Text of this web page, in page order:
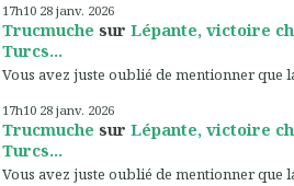
17h10 28 janv. 2026
Trucmuche sur Lépante, victoire
Turcs...
Vous avez juste oublié de mentionner que
17h10 28 janv. 2026
Trucmuche sur Lépante, victoire
Turcs...
Vous avez juste oublié de mentionner que